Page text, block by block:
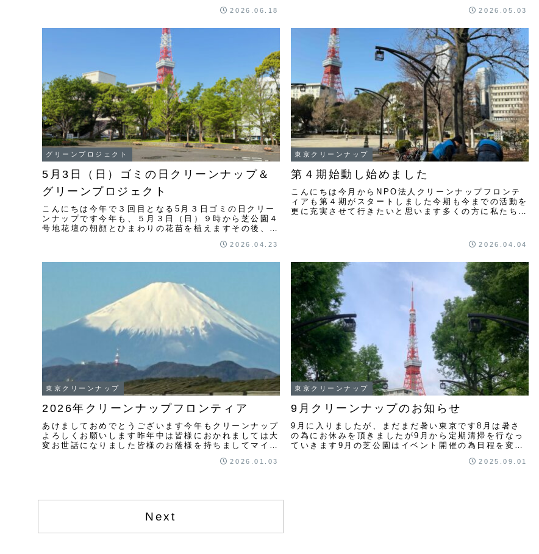
2026.06.18 2026.05.03
グリーンプロジェクト
5月3日（日）ゴミの日クリーンナップ＆
グリーンプロジェクト
こんにちは今年で３回目となる5月３日ゴミの日クリー
ンナップです今年も、５月３日（日）９時から芝公園４
号地花壇の朝顔とひまわりの花苗を植えますその後、芝
2026.04.23
東京クリーンナップ
第４期始動し始めました
こんにちは今月からNPO法人クリーンナップフロンテ
ィアも第４期がスタートしました今期も今までの活動を
更に充実させて行きたいと思います多くの方に私たちの
2026.04.04
東京クリーンナップ
2026年クリーンナップフロンティア
あけましておめでとうございます今年もクリーンナップ
よろしくお願いします昨年中は皆様におかれましては大
変お世話になりました皆様のお蔭様を持ちましてマイペ
2026.01.03
東京クリーンナップ
9月クリーンナップのお知らせ
9月に入りましたが、まだまだ暑い東京です8月は暑さ
の為にお休みを頂きましたが9月から定期清掃を行なっ
ていきます9月の芝公園はイベント開催の為日程を変更
2025.09.01
Next